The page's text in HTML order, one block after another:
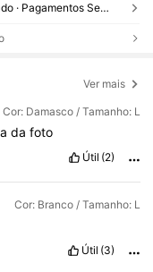
Reenviar se o item estiver perdido/danificado · Pagamentos Seguros · Proteção de privacidade
Ver mais
Cor: Damasco / Tamanho: L
dafoto
Útil (2)
Cor: Branco / Tamanho: L
Útil (3)